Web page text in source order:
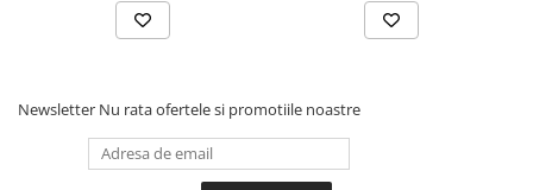
Newsletter Nu rata ofertele si promotiile noastre